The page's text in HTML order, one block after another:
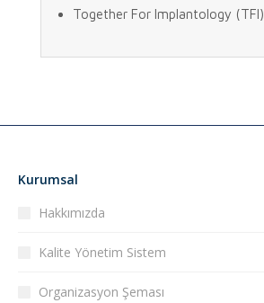
Together For Implantology (TFI)
Kurumsal
Hakkımızda
Kalite Yönetim Sistem
Organizasyon Şeması